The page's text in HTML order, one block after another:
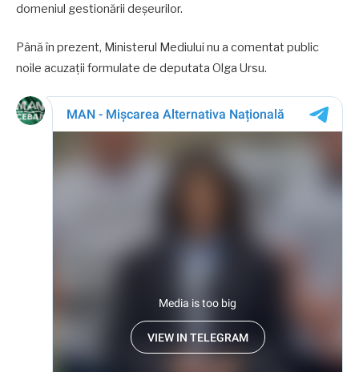
domeniul gestionării deșeurilor.
Până în prezent, Ministerul Mediului nu a comentat public
noile acuzații formulate de deputata Olga Ursu.